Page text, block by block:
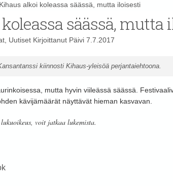
alkoi koleassa säässä, mutta iloisesti
säässä, mutta
, UutisetKirjoittanut Päivi7.7.2017
kiinnosti Kihaus-yleisöä perjantaiehtoona.
mutta hyvin viileässä säässä.
kävijämäärät näyttävät hieman kasvavan.
voit jatkaa lukemista.